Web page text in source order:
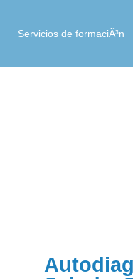
Servicios de formaciÃ³n